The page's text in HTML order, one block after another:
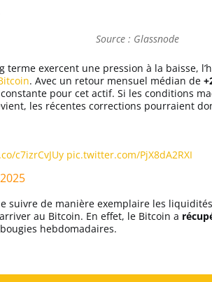
Source : Glassnode
terme exercent une pression à la baisse,
. Avec un retour mensuel médian de
pour cet actif. Si les conditions
les récentes corrections pourraient
c7izrCvJUy pic.twitter.com/PjX8dA2RXI
suivre de manière exemplaire les
au Bitcoin. En effet, le Bitcoin a
hebdomadaires.